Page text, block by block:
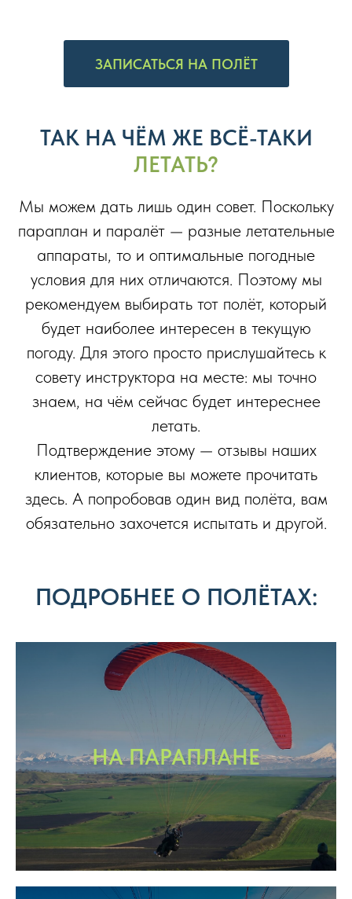
ЗАПИСАТЬСЯ НА ПОЛЁТ
ТАК НА ЧЁМ ЖЕ ВСЁ-ТАКИ
ЛЕТАТЬ?
Мы можем дать лишь один совет. Поскольку
параплан и паралёт — разные летательные
аппараты, то и оптимальные погодные
условия для них отличаются. Поэтому мы
рекомендуем выбирать тот полёт, который
будет наиболее интересен в текущую
погоду. Для этого просто прислушайтесь к
совету инструктора на месте: мы точно
знаем, на чём сейчас будет интереснее
летать.
Подтверждение этому — отзывы наших
клиентов, которые вы можете прочитать
здесь. А попробовав один вид полёта, вам
обязательно захочется испытать и другой.
ПОДРОБНЕЕ О ПОЛЁТАХ:
НА ПАРАПЛАНЕ